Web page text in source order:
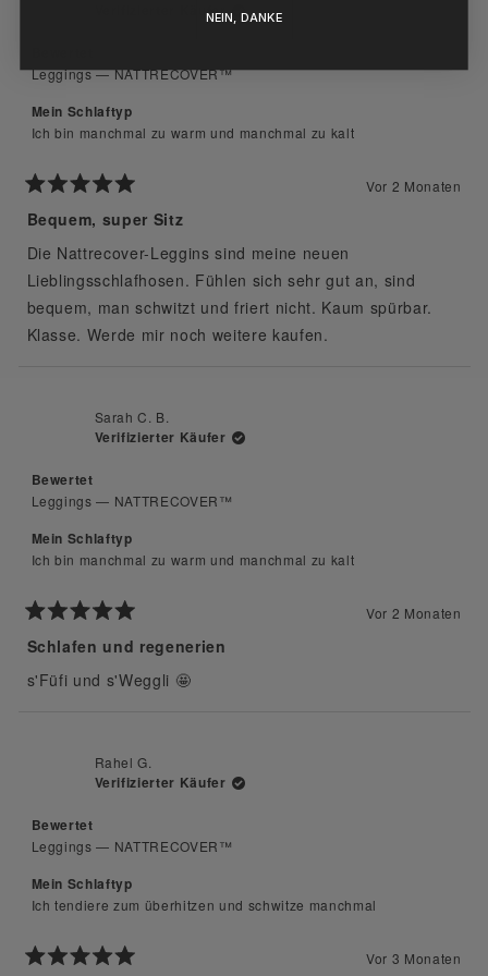
Verifizierter Käufer
Leggings — NATTRECOVER™
Mein Schlaftyp
Ich bin manchmal zu warm und manchmal zu kalt
Mit
5
von
5
Sternen
bewertet
Vor 2 Monaten
Bequem, super Sitz
Die Nattrecover-Leggins sind meine neuen
Lieblingsschlafhosen. Fühlen sich sehr gut an, sind
bequem, man schwitzt und friert nicht. Kaum spürbar.
Klasse. Werde mir noch weitere kaufen.
Sarah C. B.
Verifizierter Käufer
Bewertet
Leggings — NATTRECOVER™
Mein Schlaftyp
Ich bin manchmal zu warm und manchmal zu kalt
Mit
5
von
5
Sternen
Vor 2 Monaten
Schlafen und regenerien
s'Füfi und s'Weggli 🤩
Rahel G.
Verifizierter Käufer
Bewertet
Leggings — NATTRECOVER™
Mein Schlaftyp
Ich tendiere zum überhitzen und schwitze manchmal
Vor 3 Monaten
NEIN, DANKE